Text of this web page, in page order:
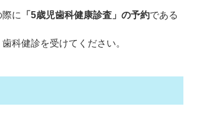
に 「5歳児歯科健康診査」の予約である
科健診を受けてください。